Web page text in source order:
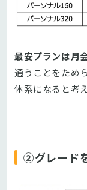
最安プランは月
通うことをため
体系になると考
②グレード